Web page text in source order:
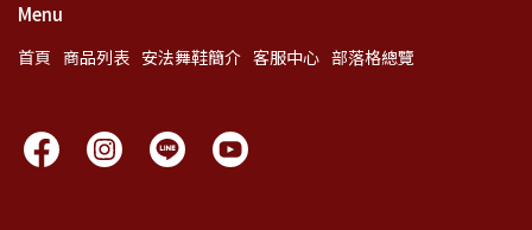
Menu
首頁 商品列表 安法舞鞋簡介 客服中心 部落格總覽